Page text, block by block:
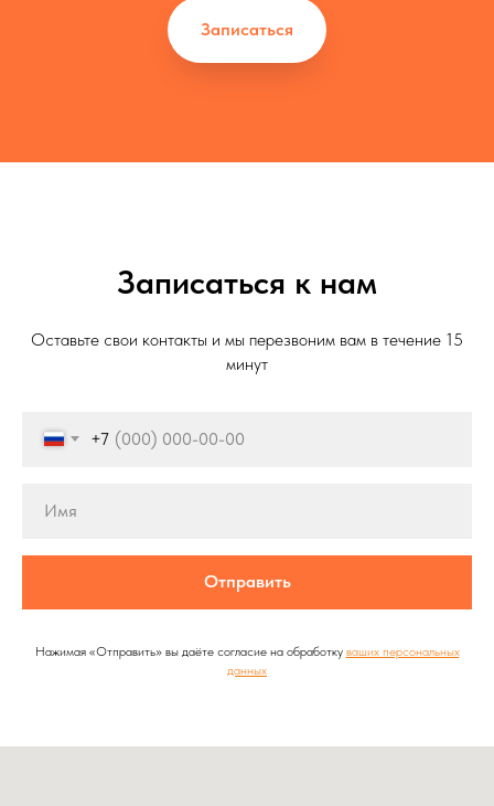
Записаться
Записаться к нам
Оставьте свои контакты и мы перезвоним вам в течение 15
минут
+7
Отправить
Нажимая «Отправить» вы даёте согласие на обработку ваших персональных
данных